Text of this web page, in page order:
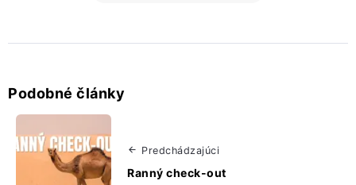
Podobné články
Predchádzajúci
Ranný check-out